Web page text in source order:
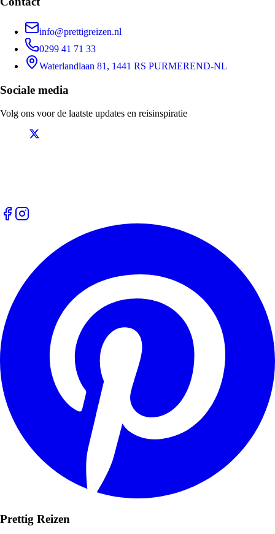
info@prettigreizen.nl
0299 41 71 33
Waterlandlaan 81, 1441 RS PURMEREND-NL
Sociale media
Volg ons voor de laatste updates en reisinspiratie
Prettig Reizen